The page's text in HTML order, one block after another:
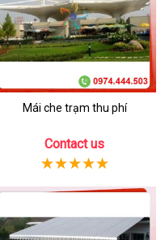
Mái che trạm thu phí
Contact us